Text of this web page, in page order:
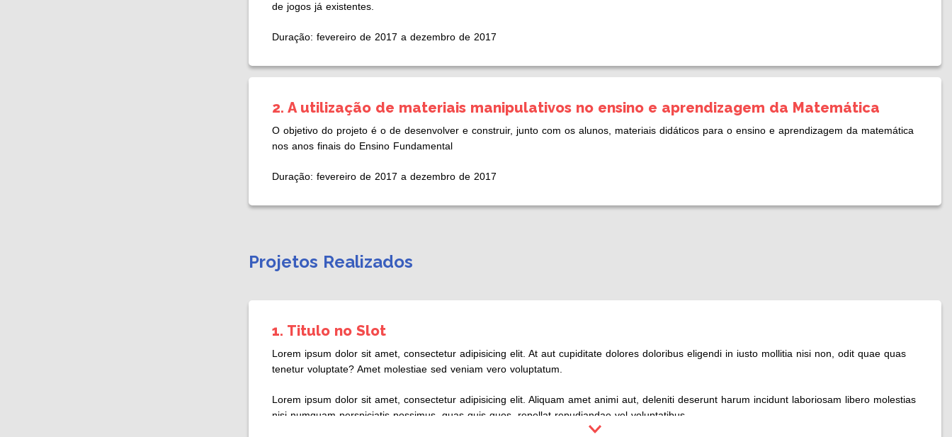
de jogos já existentes.
Duração: fevereiro de 2017 a dezembro de 2017
2. A utilização de materiais manipulativos no ensino e aprendizagem da Matemática
O objetivo do projeto é o de desenvolver e construir, junto com os alunos, materiais didáticos para o ensino e aprendizagem da matemática
nos anos finais do Ensino Fundamental
Duração: fevereiro de 2017 a dezembro de 2017
Projetos Realizados
1. Titulo no Slot
Lorem ipsum dolor sit amet, consectetur adipisicing elit. At aut cupiditate dolores doloribus eligendi in iusto mollitia nisi non, odit quae quas
tenetur voluptate? Amet molestiae sed veniam vero voluptatum.
Lorem ipsum dolor sit amet, consectetur adipisicing elit. Aliquam amet animi aut, deleniti deserunt harum incidunt laboriosam libero molestias
nisi numquam perspiciatis possimus, quas quis quos, repellat repudiandae vel voluptatibus.
Desenvolvimento de projetos educomu nicativos nas unidades escolares